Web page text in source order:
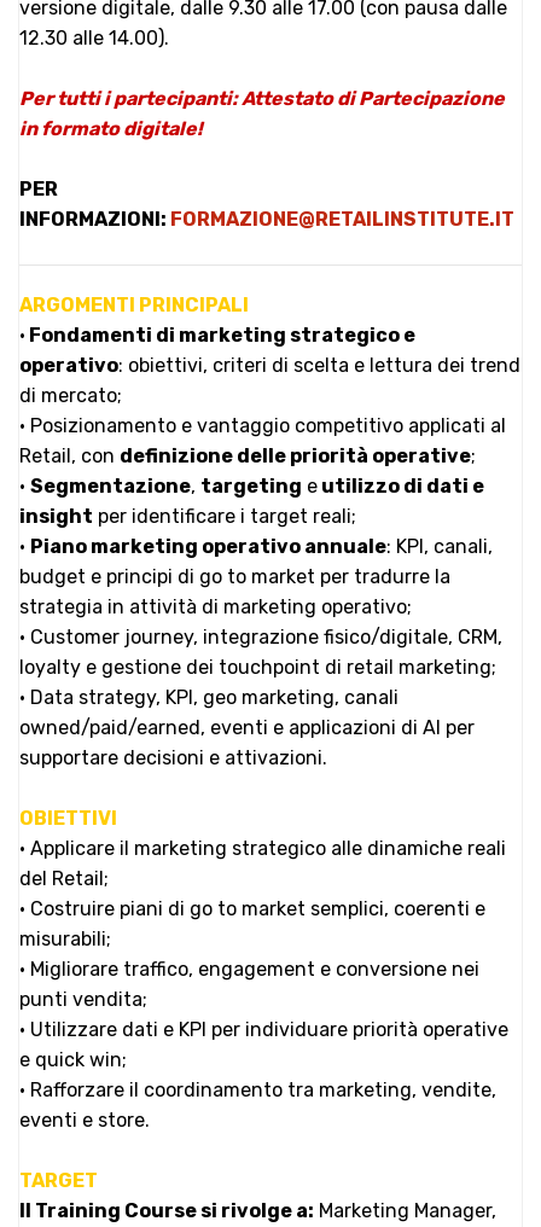
versione digitale, dalle 9.30 alle 17.00 (con pausa dalle
12.30 alle 14.00).
Per tutti i partecipanti: Attestato di Partecipazione
in formato digitale!
PER
INFORMAZIONI: FORMAZIONE@RETAILINSTITUTE.IT
ARGOMENTI PRINCIPALI
• Fondamenti di marketing strategico e
operativo: obiettivi, criteri di scelta e lettura dei trend
di mercato;
• Posizionamento e vantaggio competitivo applicati al
Retail, con definizione delle priorità operative;
• Segmentazione, targeting e utilizzo di dati e
insight per identificare i target reali;
• Piano marketing operativo annuale: KPI, canali,
budget e principi di go to market per tradurre la
strategia in attività di marketing operativo;
• Customer journey, integrazione fisico/digitale, CRM,
loyalty e gestione dei touchpoint di retail marketing;
• Data strategy, KPI, geo marketing, canali
owned/paid/earned, eventi e applicazioni di AI per
supportare decisioni e attivazioni.
OBIETTIVI
• Applicare il marketing strategico alle dinamiche reali
del Retail;
• Costruire piani di go to market semplici, coerenti e
misurabili;
• Migliorare traffico, engagement e conversione nei
punti vendita;
• Utilizzare dati e KPI per individuare priorità operative
e quick win;
• Rafforzare il coordinamento tra marketing, vendite,
eventi e store.
TARGET
Il Training Course si rivolge a: Marketing Manager,